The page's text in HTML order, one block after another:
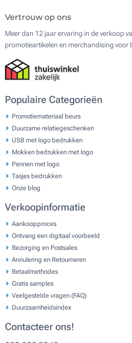
Vertrouw op ons
Meer dan 12 jaar ervaring in de verkoop
promotieartikelen en merchandising voor
Populaire Categorieën
Promotiemateriaal beurs
Duurzame relatiegeschenken
USB met logo bedrukken
Mokken bedrukken met logo
Pennen met logo
Tasjes bedrukken
Onze blog
Verkoopinformatie
Aankoopproces
Ontvang een digitaal voorbeeld
Bezorging en Postsales
Annulering en Retourneren
Betaalmethodes
Gratis samples
Veelgestelde vragen (FAQ)
Duurzaamheidsindex
Contacteer ons!